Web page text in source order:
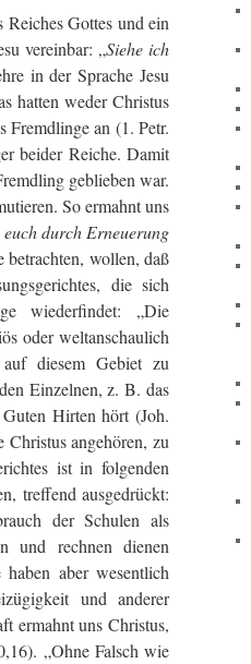
Gottes und ein
vereinbar: „Siehe ich
in der Sprache Jesu
hatten weder Christus
Fremdlinge an (1. Petr.
beider Reiche. Damit
geblieben war.
So ermahnt uns
durch Erneuerung
wollen, daß
die sich
wiederfindet: „Die
oder weltanschaulich
auf diesem Gebiet zu
Einzelnen, z. B. das
Hirten hört (Joh.
angehören, zu
ist in folgenden
treffend ausgedrückt:
der Schulen als
und rechnen dienen
aber wesentlich
und anderer
ermahnt uns Christus,
„Ohne Falsch wie